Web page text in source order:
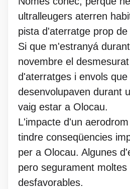
ultralleugers aterren
pista d'aterratge prop de
Si que m'estranyá
novembre el
d'aterratges i envols que
desenvolupaven durant
vaig estar a Olocau.
L'impacte d'un
tindre conseqüencies
per a Olocau. Algunes
pero segurament moltes
desfavorables.